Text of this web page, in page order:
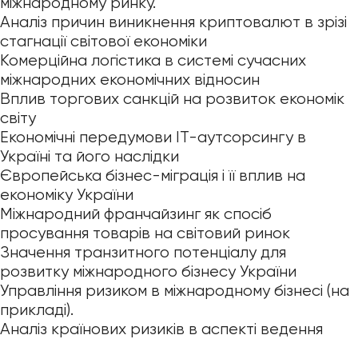
міжнародному ринку.
Аналіз причин виникнення криптовалют в зрізі
стагнації світової економіки
Комерційна логістика в системі сучасних
міжнародних економічних відносин
Вплив торгових санкцій на розвиток економік
світу
Економічні передумови IT-аутсорсингу в
Україні та його наслідки
Європейська бізнес-міграція і її вплив на
економіку України
Міжнародний франчайзинг як спосіб
просування товарів на світовий ринок
Значення транзитного потенціалу для
розвитку міжнародного бізнесу України
Управління ризиком в міжнародному бізнесі (на
прикладі).
Аналіз країнових ризиків в аспекті ведення